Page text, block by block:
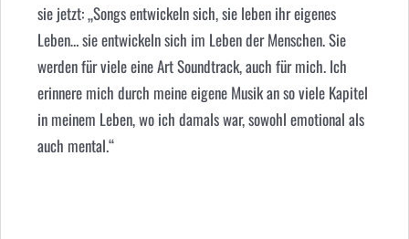
sie jetzt: „Songs entwickeln sich, sie leben ihr eigenes
Leben… sie entwickeln sich im Leben der Menschen. Sie
werden für viele eine Art Soundtrack, auch für mich. Ich
erinnere mich durch meine eigene Musik an so viele Kapitel
in meinem Leben, wo ich damals war, sowohl emotional als
auch mental.“